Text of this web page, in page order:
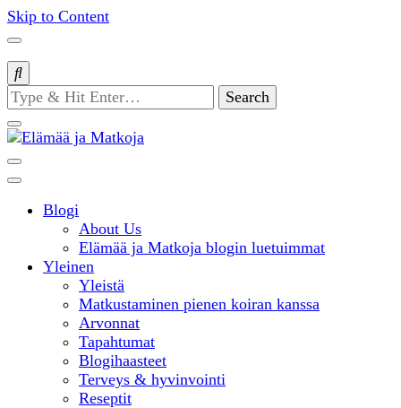
Skip to Content
Looking
for
Something?
Elämää ja
Matkoja
Blogi
About Us
Elämää ja Matkoja blogin luetuimmat
Yleinen
Yleistä
Matkustaminen pienen koiran kanssa
Arvonnat
Tapahtumat
Blogihaasteet
Terveys & hyvinvointi
Reseptit